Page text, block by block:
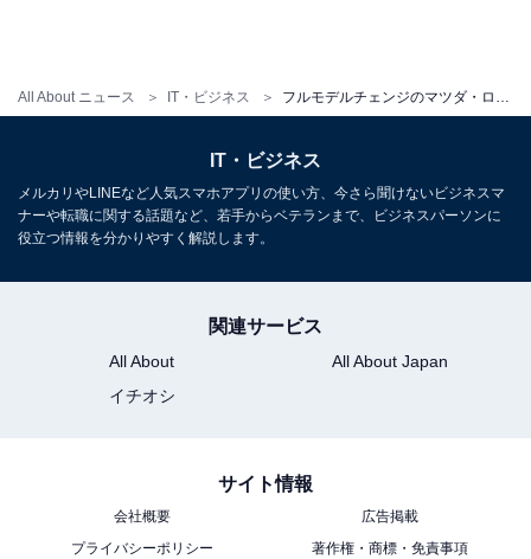
All About ニュース IT・ビジネス
ロードスターらしい走りは健在
数センチ単位でコントロールできそうなライントレース
じていればまさにクーペ的な静かさを感じられる。オー
プンエアは時々楽しみたいけれど、快適性や防犯性など
の面でソフトトップ仕様までは踏み切れないというニー
IT・ビジネス
メルカリやLINEなど人気スマホアプリの使い方、今さら聞けないビジネスマ
ナーや転職に関する話題など、若手からベテランまで、ビジネスパーソンに
役立つ情報を分かりやすく解説します。
関連サービス
All About
All About Japan
イチオシ
サイト情報
会社概要
広告掲載
プライバシーポリシー
著作権・商標・免責事項